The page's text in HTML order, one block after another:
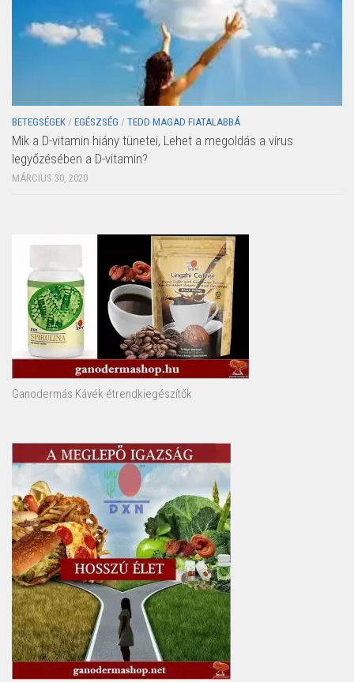
BETEGSÉGEK / EGÉSZSÉG / TEDD MAGAD FIATALABBÁ
Mik a D-vitamin hiány tünetei, Lehet a megoldás a vírus
legyőzésében a D-vitamin?
MÁRCIUS 30, 2020
Ganodermás Kávék étrendkiegészítők